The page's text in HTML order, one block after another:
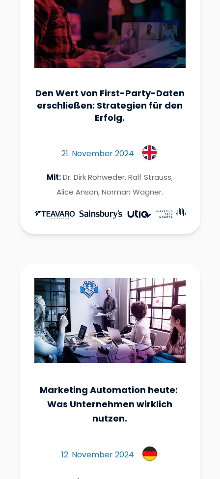
Den Wert von First-Party-Daten
erschließen: Strategien für den
Erfolg.
21. November 2024
Mit: Dr. Dirk Rohweder, Ralf Strauss,
Alice Anson, Norman Wagner.
Marketing Automation heute:
Was Unternehmen wirklich
nutzen.
12. November 2024